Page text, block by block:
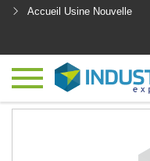
Accueil Usine Nouvelle